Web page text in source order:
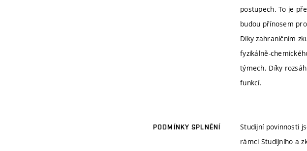
postupech. To je
budou přínosem
Díky zahraničním
fyzikálně-
týmech. Díky
funkcí.
PODMÍNKY SPLNĚNÍ
Studijní povinnosti
rámci Studijního a